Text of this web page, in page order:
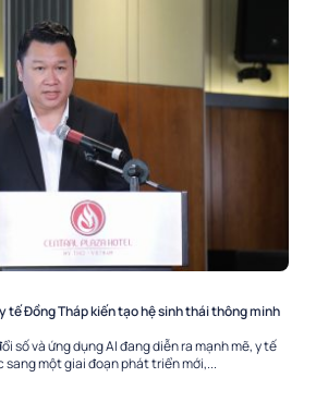
tế Đồng Tháp kiến tạo hệ sinh thái thông minh
số và ứng dụng AI đang diễn ra mạnh mẽ, y tế
một giai đoạn phát triển mới,...